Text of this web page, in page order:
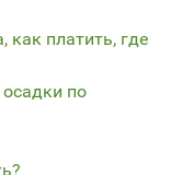
как платить, где
по